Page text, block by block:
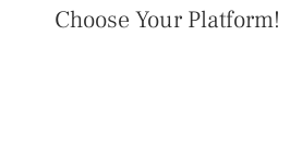
Choose Your Platform!